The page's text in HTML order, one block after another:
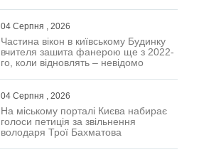
04 Серпня , 2026
Частина вікон в київському Будинку
вчителя зашита фанерою ще з 2022-
го, коли відновлять – невідомо
04 Серпня , 2026
На міському порталі Києва набирає
голоси петиція за звільнення
володаря Трої Бахматова